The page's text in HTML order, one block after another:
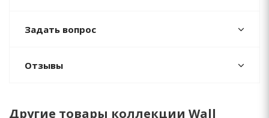
Задать вопрос
Отзывы
Другие товары коллекции Wall